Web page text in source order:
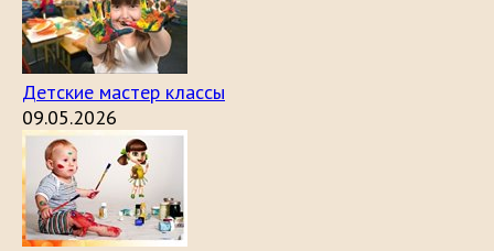
Детские мастер классы
09.05.2026